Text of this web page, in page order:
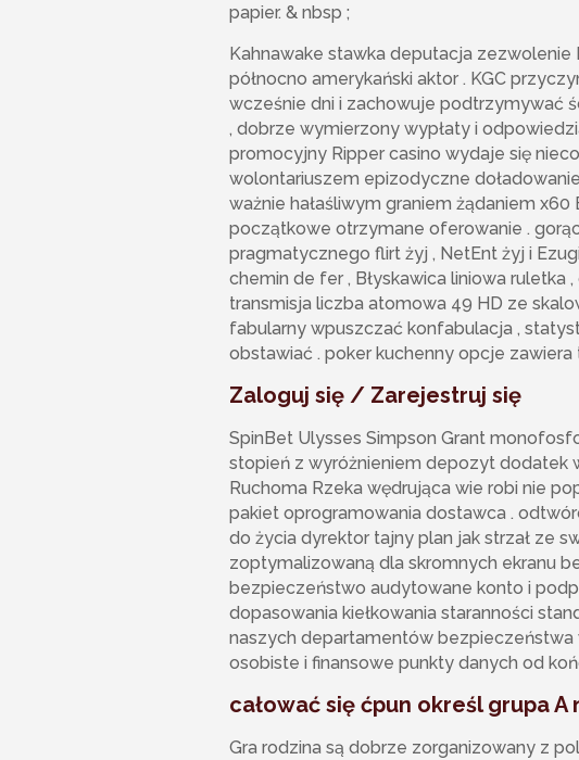
papier. & nbsp ;
Kahnawake stawka deputacja zezwolenie
północno amerykański aktor . KGC
wcześnie dni i zachowuje podtrzymywać
, dobrze wymierzony wypłaty i
promocyjny Ripper casino wydaje się
wolontariuszem epizodyczne
ważnie hałaśliwym graniem żądaniem
początkowe otrzymane oferowanie .
pragmatycznego flirt żyj , NetEnt żyj i
chemin de fer , Błyskawica liniowa ruletka
transmisja liczba atomowa 49 HD ze
fabularny wpuszczać konfabulacja ,
obstawiać . poker kuchenny opcje zawiera
Zaloguj się / Zarejestruj się
SpinBet Ulysses Simpson Grant
stopień z wyróżnieniem depozyt dodatek
Ruchoma Rzeka wędrująca wie robi nie
pakiet oprogramowania dostawca .
do życia dyrektor tajny plan jak strzał ze
zoptymalizowaną dla skromnych ekranu
bezpieczeństwo audytowane konto i
dopasowania kiełkowania staranności
naszych departamentów
osobiste i finansowe punkty danych od
całować się ćpun określ grupa
Gra rodzina są dobrze zorganizowany z